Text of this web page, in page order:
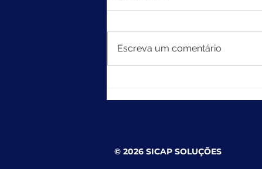
Escreva um comentário
© 2026 SICAP SOLUÇÕES